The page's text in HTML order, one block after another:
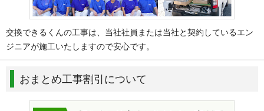
交換できるくんの工事は、当社社員または当社と契約しているエン
ジニアが施工いたしますので安心です。
おまとめ工事割引について